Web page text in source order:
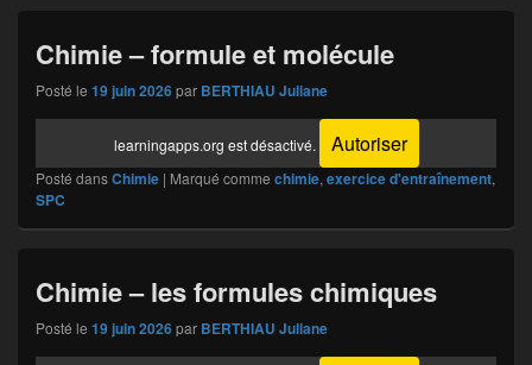
Chimie – formule et molécule
Posté le 19 juin 2026par BERTHIAU Juliane
learningapps.org est désactivé. Autoriser
Posté dansChimie | Marqué comme chimie, exercice d'entraînement,
SPC
Chimie – les formules chimiques
Posté le 19 juin 2026par BERTHIAU Juliane